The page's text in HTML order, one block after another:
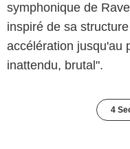
symphonique de
inspiré de sa
accélération jusqu'au
inattendu, brutal".
4